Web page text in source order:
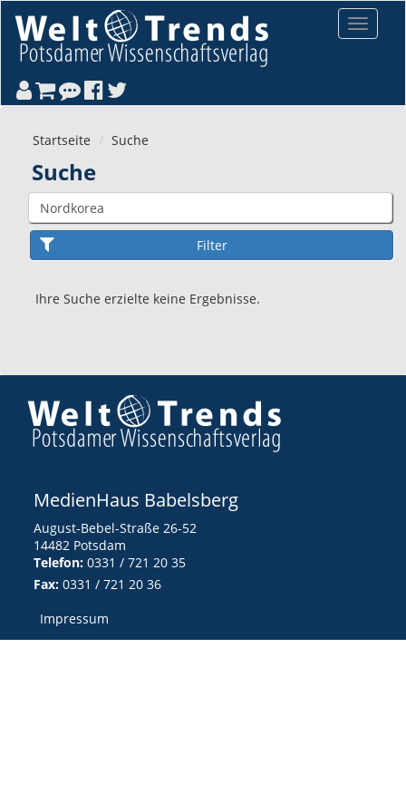
Toggle
Startseite Suche
Suche
Ihre Suche erzielte keine Ergebnisse.
MedienHaus Babelsberg
August-Bebel-Straße 26-52
14482 Potsdam
Telefon: 0331 / 721 20 35
Fax: 0331 / 721 20 36
Impressum